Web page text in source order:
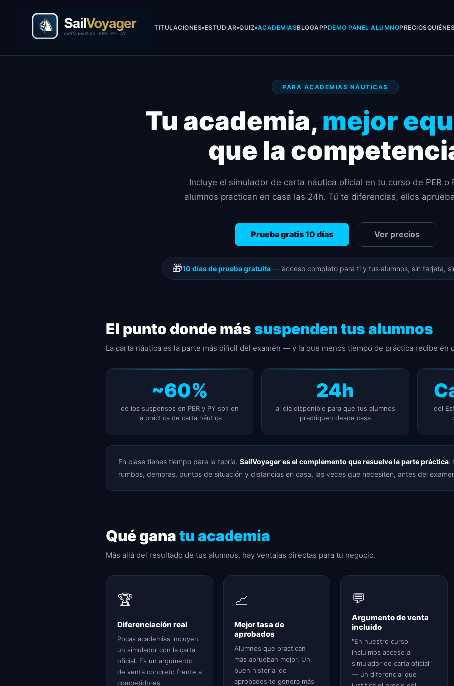
TITULACIONES ESTUDIAR QUIZ ACADEMIASBLOGAPPDEMO PANEL ALUMNOPRECIOS
PARA ACADEMIAS NÁUTICAS
Tu academia, mejor
que la
Incluye el simulador de carta náutica oficial en tu curso de PER o
alumnos practican en casa las 24h. Tú te diferencias, ellos
Prueba gratis 10 días Ver precios
🎁10 días de prueba gratuita — acceso completo para ti y tus alumnos, sin tarjeta,
El punto donde más suspenden tus alumnos
La carta náutica es la parte más difícil del examen — y la que menos tiempo de práctica recibe en
~60%
de los suspensos en PER y PY son en
la práctica de carta náutica
24h
al día disponible para que tus alumnos
practiquen desde casa
del
En clase tienes tiempo para la teoría. SailVoyager es el complemento que resuelve la parte práctica:
rumbos, demoras, puntos de situación y distancias en casa, las veces que necesiten, antes del
Qué ganatu academia
Más allá del resultado de tus alumnos, hay ventajas directas para tu negocio.
🏆
Diferenciación real
Pocas academias incluyen
un simulador con la carta
oficial. Es un argumento
de venta concreto frente a
competidores.
📈
Mejor tasa de
aprobados
Alumnos que practican
más aprueban mejor. Un
buen historial de
aprobados te genera más
💬
Argumento de venta
incluido
"En nuestro curso
incluimos acceso al
simulador de carta oficial"
— un diferencial que